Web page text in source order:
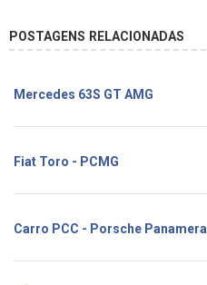
POSTAGENS RELACIONADAS
Mercedes 63S GT AMG
Fiat Toro - PCMG
Carro PCC - Porsche Panamera